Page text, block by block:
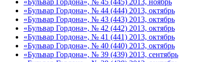
«Бульвар Гордона», № 44 (444) 2013, октябрь
«Бульвар Гордона», № 43 (443) 2013, октябрь
«Бульвар Гордона», № 42 (442) 2013, октябрь
«Бульвар Гордона», № 41 (441) 2013, октябрь
«Бульвар Гордона», № 40 (440) 2013, октябрь
«Бульвар Гордона», № 39 (439) 2013, сентябрь